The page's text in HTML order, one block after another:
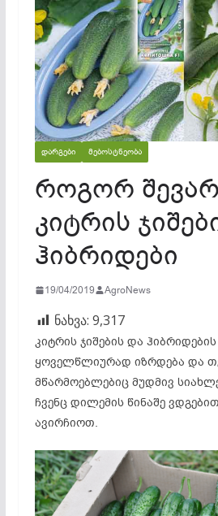
ᲓᲐᲠᲒᲔᲑᲘ ᲛᲔᲑᲝᲡᲢᲜᲔᲝᲑᲐ
როგორ
კიტრის
ჰიბრიდები
19/04/2019 AgroNews
ნახვა: 9,317
კიტრის ჯიშების და
ყოველწლიურად იზრდება და
მწარმოებლებიც მუდმივ
ჩვენც დილემის წინაშე
ავირჩიოთ.